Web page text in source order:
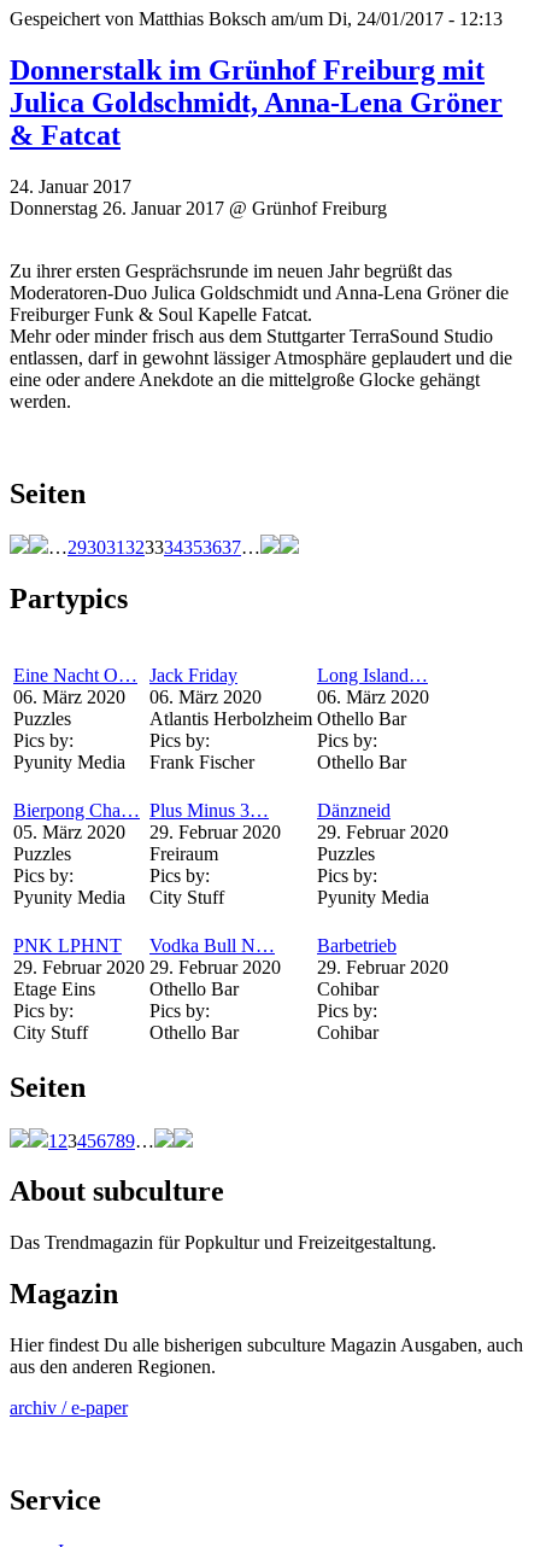
Gespeichert von Matthias Boksch am/um Di, 24/01/2017 - 12:13
Donnerstalk im Grünhof Freiburg mit
Julica Goldschmidt, Anna-Lena Gröner
& Fatcat
24. Januar 2017
Donnerstag 26. Januar 2017 @ Grünhof Freiburg
Zu ihrer ersten Gesprächsrunde im neuen Jahr begrüßt das
Moderatoren-Duo Julica Goldschmidt und Anna-Lena Gröner die
Freiburger Funk & Soul Kapelle Fatcat.
Mehr oder minder frisch aus dem Stuttgarter TerraSound Studio
entlassen, darf in gewohnt lässiger Atmosphäre geplaudert und die
eine oder andere Anekdote an die mittelgroße Glocke gehängt
werden.
Seiten
…293031323334353637…
Partypics
Eine Nacht O…
06. März 2020
Puzzles
Pics by:
Pyunity Media
Jack Friday
06. März 2020
Atlantis Herbolzheim
Pics by:
Frank Fischer
Long Island…
06. März 2020
Othello Bar
Pics by:
Othello Bar
Bierpong Cha…
05. März 2020
Puzzles
Pics by:
Pyunity Media
Plus Minus 3…
29. Februar 2020
Freiraum
Pics by:
City Stuff
Dänzneid
29. Februar 2020
Puzzles
Pics by:
Pyunity Media
PNK LPHNT
29. Februar 2020
Etage Eins
Pics by:
City Stuff
Vodka Bull N…
29. Februar 2020
Othello Bar
Pics by:
Othello Bar
Barbetrieb
29. Februar 2020
Cohibar
Pics by:
Cohibar
Seiten
1 23456789…
About subculture
Das Trendmagazin für Popkultur und Freizeitgestaltung.
Magazin
Hier findest Du alle bisherigen subculture Magazin Ausgaben, auch
aus den anderen Regionen.
archiv / e-paper
Service